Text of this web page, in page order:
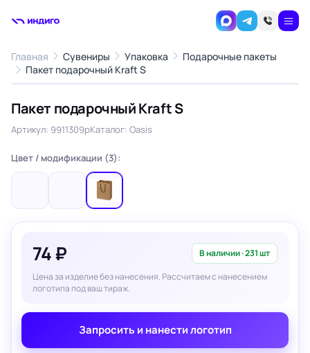
Главная Сувениры Упаковка
Подарочные пакеты
Пакет подарочный Kraft S
‹ ›
Пакет подарочный Kraft S
Артикул: 9911309pКаталог: Oasis
Цвет / модификации (3):
74 ₽ В наличии · 231 шт
Цена за изделие без нанесения. Рассчитаем с нанесением
логотипа под ваш тираж.
Запросить и нанести логотип